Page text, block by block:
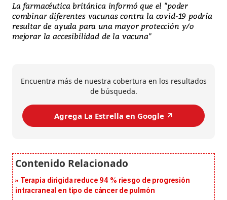
La farmacéutica británica informó que el "poder
combinar diferentes vacunas contra la covid-19 podría
resultar de ayuda para una mayor protección y/o
mejorar la accesibilidad de la vacuna"
Encuentra más de nuestra cobertura en los resultados
de búsqueda.
Agrega La Estrella en Google ↗️
Terapia dirigida reduce 94 % riesgo de progresión
intracraneal en tipo de cáncer de pulmón